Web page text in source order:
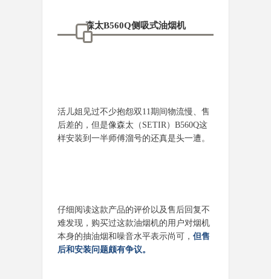
森太B560Q侧吸式油烟机
活儿姐见过不少抱怨双11期间物流慢、售
后差的，但是像森太（SETIR）B560Q这
样安装到一半师傅溜号的还真是头一遭。
仔细阅读这款产品的评价以及售后回复不
难发现，购买过这款油烟机的用户对烟机
本身的抽油烟和噪音水平表示尚可， 但售
后和安装问题颇有争议。